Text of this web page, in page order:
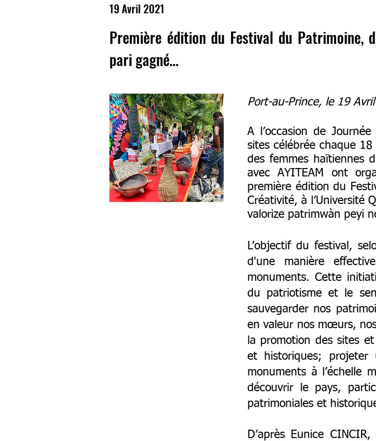
19 Avril 2021
Première édition du Festival du Patrimoine,
pari gagné…
Port-au-Prince, le 19
A l’occasion de
sites célébrée chaque 18
des femmes haïtiennes
avec AYITEAM ont
première édition du
Créativité, à l’Université
valorize patrimwàn peyi
L’objectif du festival,
d'une manière
monuments. Cette
du patriotisme et le
sauvegarder nos
en valeur nos mœurs,
la promotion des sites
et historiques;
monuments à l’échelle
découvrir le pays,
patrimoniales et
D’après Eunice